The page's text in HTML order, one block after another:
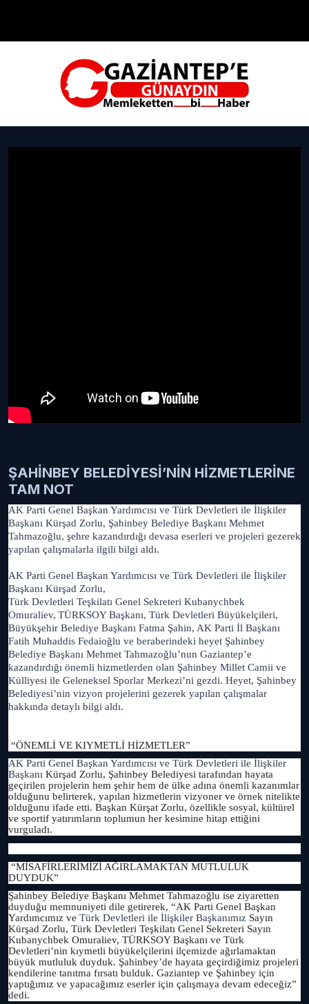
Teknoloji
ŞAHİNBEY BELEDİYESİ’NİN HİZMETLERİNE
TAM NOT
AK Parti Genel Başkan Yardımcısı ve Türk Devletleri ile İlişkiler
Başkanı Kürşad Zorlu, Şahinbey Belediye Başkanı Mehmet
Tahmazoğlu, şehre kazandırdığı devasa eserleri ve projeleri gezerek
yapılan çalışmalarla ilgili bilgi aldı.
AK Parti Genel Başkan Yardımcısı ve Türk Devletleri ile İlişkiler
Başkanı Kürşad Zorlu,
Türk Devletleri Teşkilatı Genel Sekreteri Kubanychbek
Omuraliev, TÜRKSOY Başkanı, Türk Devletleri Büyükelçileri,
Büyükşehir Belediye Başkanı Fatma Şahin, AK Parti İl Başkanı
Fatih Muhaddis Fedaioğlu ve beraberindeki heyet Şahinbey
Belediye Başkanı Mehmet Tahmazoğlu’nun Gaziantep’e
kazandırdığı önemli hizmetlerden olan Şahinbey Millet Camii ve
Külliyesi ile Geleneksel Sporlar Merkezi’ni gezdi. Heyet, Şahinbey
Belediyesi’nin vizyon projelerini gezerek yapılan çalışmalar
hakkında detaylı bilgi aldı.
“ÖNEMLİ VE KIYMETLİ HİZMETLER”
AK Parti Genel Başkan Yardımcısı ve Türk Devletleri ile İlişkiler
Başkanı Kürşad Zorlu, Şahinbey Belediyesi tarafından hayata
geçirilen projelerin hem şehir hem de ülke adına önemli kazanımlar
olduğunu belirterek, yapılan hizmetlerin vizyoner ve örnek nitelikte
olduğunu ifade etti. Başkan Kürşat Zorlu, özellikle sosyal, kültürel
ve sportif yatırımların toplumun her kesimine hitap ettiğini
vurguladı.
“MİSAFİRLERİMİZİ AĞIRLAMAKTAN MUTLULUK
DUYDUK”
Şahinbey Belediye Başkanı Mehmet Tahmazoğlu ise ziyaretten
duyduğu memnuniyeti dile getirerek, “AK Parti Genel Başkan
Yardımcımız ve Türk Devletleri ile İlişkiler Başkanımız Sayın
Kürşad Zorlu, Türk Devletleri Teşkilatı Genel Sekreteri Sayın
Kubanychbek Omuraliev, TÜRKSOY Başkanı ve Türk
Devletleri’nin kıymetli büyükelçilerini ilçemizde ağırlamaktan
büyük mutluluk duyduk. Şahinbey’de hayata geçirdiğimiz projeleri
kendilerine tanıtma fırsatı bulduk. Gaziantep ve Şahinbey için
yaptığımız ve yapacağımız eserler için çalışmaya devam edeceğiz”
dedi.